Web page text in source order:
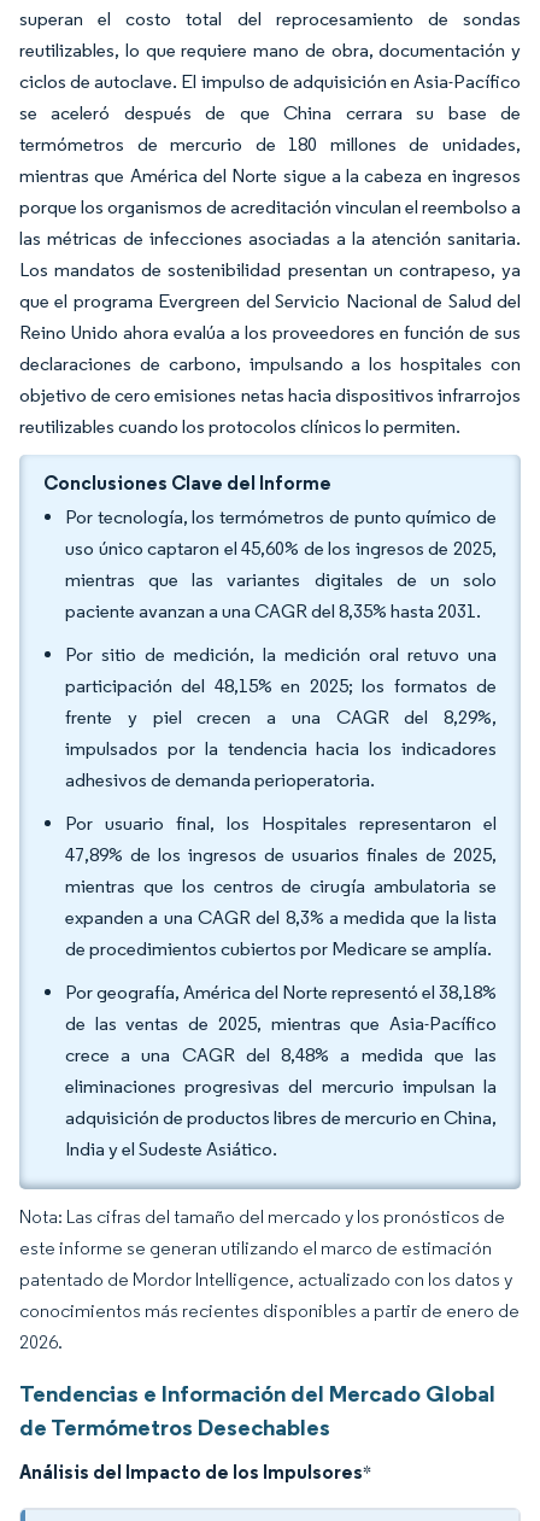
superan el costo total del reprocesamiento de sondas
reutilizables, lo que requiere mano de obra, documentación y
ciclos de autoclave. El impulso de adquisición en Asia-Pacífico
se aceleró después de que China cerrara su base de
termómetros de mercurio de 180 millones de unidades,
mientras que América del Norte sigue a la cabeza en ingresos
porque los organismos de acreditación vinculan el reembolso a
las métricas de infecciones asociadas a la atención sanitaria.
Los mandatos de sostenibilidad presentan un contrapeso, ya
que el programa Evergreen del Servicio Nacional de Salud del
Reino Unido ahora evalúa a los proveedores en función de sus
declaraciones de carbono, impulsando a los hospitales con
objetivo de cero emisiones netas hacia dispositivos infrarrojos
reutilizables cuando los protocolos clínicos lo permiten.
Conclusiones Clave del Informe
Por tecnología, los termómetros de punto químico de
uso único captaron el 45,60% de los ingresos de 2025,
mientras que las variantes digitales de un solo
paciente avanzan a una CAGR del 8,35% hasta 2031.
Por sitio de medición, la medición oral retuvo una
participación del 48,15% en 2025; los formatos de
frente y piel crecen a una CAGR del 8,29%,
impulsados por la tendencia hacia los indicadores
adhesivos de demanda perioperatoria.
Por usuario final, los Hospitales representaron el
47,89% de los ingresos de usuarios finales de 2025,
mientras que los centros de cirugía ambulatoria se
expanden a una CAGR del 8,3% a medida que la lista
de procedimientos cubiertos por Medicare se amplía.
Por geografía, América del Norte representó el 38,18%
de las ventas de 2025, mientras que Asia-Pacífico
crece a una CAGR del 8,48% a medida que las
eliminaciones progresivas del mercurio impulsan la
adquisición de productos libres de mercurio en China,
India y el Sudeste Asiático.
Nota: Las cifras del tamaño del mercado y los pronósticos de
este informe se generan utilizando el marco de estimación
patentado de Mordor Intelligence, actualizado con los datos y
conocimientos más recientes disponibles a partir de enero de
2026.
Tendencias e Información del Mercado Global
de Termómetros Desechables
Análisis del Impacto de los Impulsores*